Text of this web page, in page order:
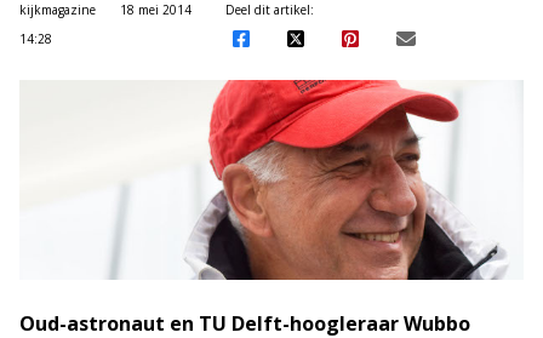
kijkmagazine
18 mei 2014
14:28
Deel dit artikel:
Oud-astronaut en TU Delft-hoogleraar Wubbo